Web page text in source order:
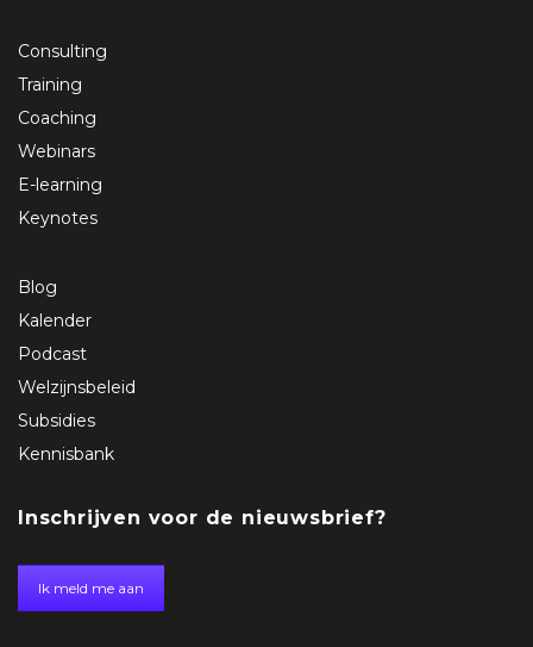
Consulting
Training
Coaching
Webinars
E-learning
Keynotes
Blog
Kalender
Podcast
Welzijnsbeleid
Subsidies
Kennisbank
Inschrijven voor de nieuwsbrief?
Ik meld me aan